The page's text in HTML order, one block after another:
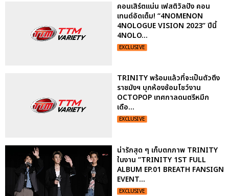
คอนเสิร์ตแน่น เฟสติวัลปัง คอน
เทนต์อัดเต็ม! “4NOMENON
4NOLOGUE VISION 2023” ปีนี้
4NOLO...
EXCLUSIVE
TRINITY พร้อมแล้วที่จะเป็นตัวตึง
ราชมังฯ บุกห้องซ้อมโชว์งาน
OCTOPOP เทศกาลดนตรีหมึก
เดือ...
EXCLUSIVE
น่ารักสุด ๆ เก็บตกภาพ TRINITY
ในงาน “TRINITY 1ST FULL
ALBUM EP.01 BREATH FANSIGN
EVENT...
EXCLUSIVE